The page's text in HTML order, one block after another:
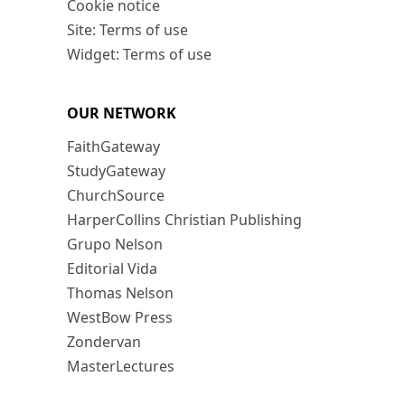
Cookie notice
Site: Terms of use
Widget: Terms of use
OUR NETWORK
FaithGateway
StudyGateway
ChurchSource
HarperCollins Christian Publishing
Grupo Nelson
Editorial Vida
Thomas Nelson
WestBow Press
Zondervan
MasterLectures